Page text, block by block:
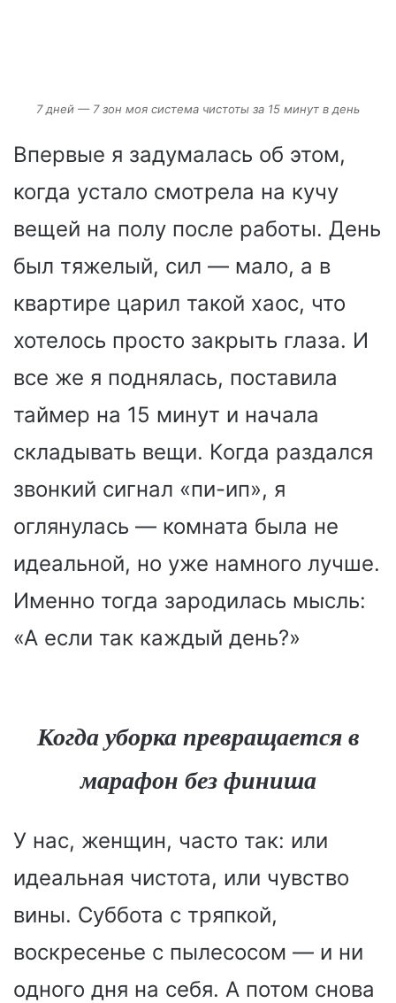
7 дней — 7 зон моя система чистоты за 15 минут в день
Впервые я задумалась об этом,
когда устало смотрела на кучу
вещей на полу после работы. День
был тяжелый, сил — мало, а в
квартире царил такой хаос, что
хотелось просто закрыть глаза. И
все же я поднялась, поставила
таймер на 15 минут и начала
складывать вещи. Когда раздался
звонкий сигнал «пи-ип», я
оглянулась — комната была не
идеальной, но уже намного лучше.
Именно тогда зародилась мысль:
«А если так каждый день?»
Когда уборка превращается в
марафон без финиша
У нас, женщин, часто так: или
идеальная чистота, или чувство
вины. Суббота с тряпкой,
воскресенье с пылесосом — и ни
одного дня на себя. А потом снова